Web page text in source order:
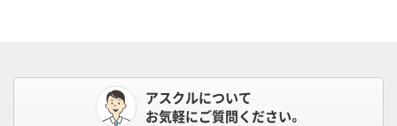
アスクルについて
お気軽にご質問ください。